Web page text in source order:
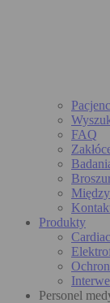
FAQ
Produkty
Personel